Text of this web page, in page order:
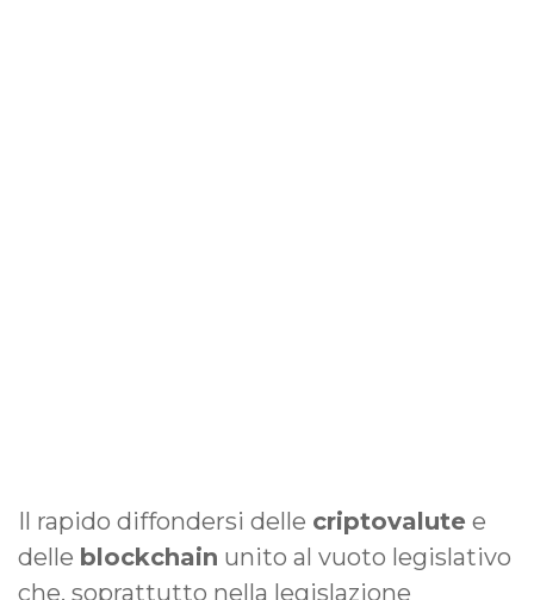
Il rapido diffondersi delle criptovalute e
delle blockchain unito al vuoto legislativo
che, soprattutto nella legislazione